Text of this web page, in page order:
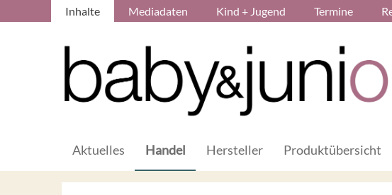
Inhalte Mediadaten Kind + Jugend Termine
Aktuelles Handel Hersteller Produktübersicht